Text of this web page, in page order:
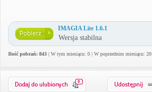
IMAGIA Lite 1.6.1
Wersja stabilna
Ilość pobrań: 843 | W tym miesiącu: 0 | W poprzednim miesiącu: 20
0